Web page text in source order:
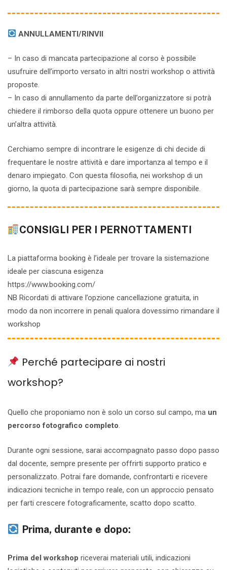
ANNULLAMENTI/RINVII
– In caso di mancata partecipazione al corso è possibile
usufruire dell’importo versato in altri nostri workshop o attività
proposte.
– In caso di annullamento da parte dell’organizzatore si potrà
chiedere il rimborso della quota oppure ottenere un buono per
un’altra attività.
Cerchiamo sempre di incontrare le esigenze di chi decide di
frequentare le nostre attività e dare importanza al tempo e il
denaro impiegato. Con questa filosofia, nei workshop di un
giorno, la quota di partecipazione sarà sempre disponibile.
CONSIGLI PER I PERNOTTAMENTI
La piattaforma booking è l’ideale per trovare la sistemazione
ideale per ciascuna esigenza
https://www.booking.com/
NB Ricordati di attivare l’opzione cancellazione gratuita, in
modo da non incorrere in penali qualora dovessimo rimandare il
workshop
Perché partecipare ai nostri
workshop?
Quello che proponiamo non è solo un corso sul campo, ma un
percorso fotografico completo.
Durante ogni sessione, sarai accompagnato passo dopo passo
dal docente, sempre presente per offrirti supporto pratico e
personalizzato. Potrai fare domande, confrontarti e ricevere
indicazioni tecniche in tempo reale, con un approccio pensato
per farti crescere fotograficamente, scatto dopo scatto.
Prima, durante e dopo:
Prima del workshop riceverai materiali utili, indicazioni